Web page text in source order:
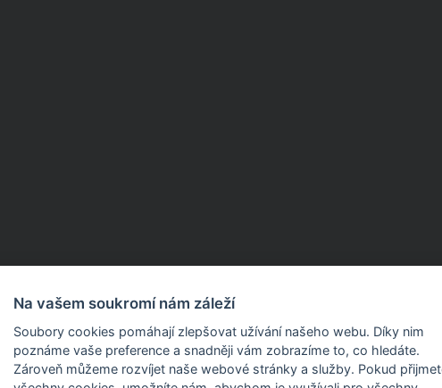
Produkty a služby
Na vašem soukromí nám záleží
Soubory cookies pomáhají zlepšovat užívání našeho webu. Díky nim
poznáme vaše preference a snadněji vám zobrazíme to, co hledáte.
Zároveň můžeme rozvíjet naše webové stránky a služby. Pokud přijmete